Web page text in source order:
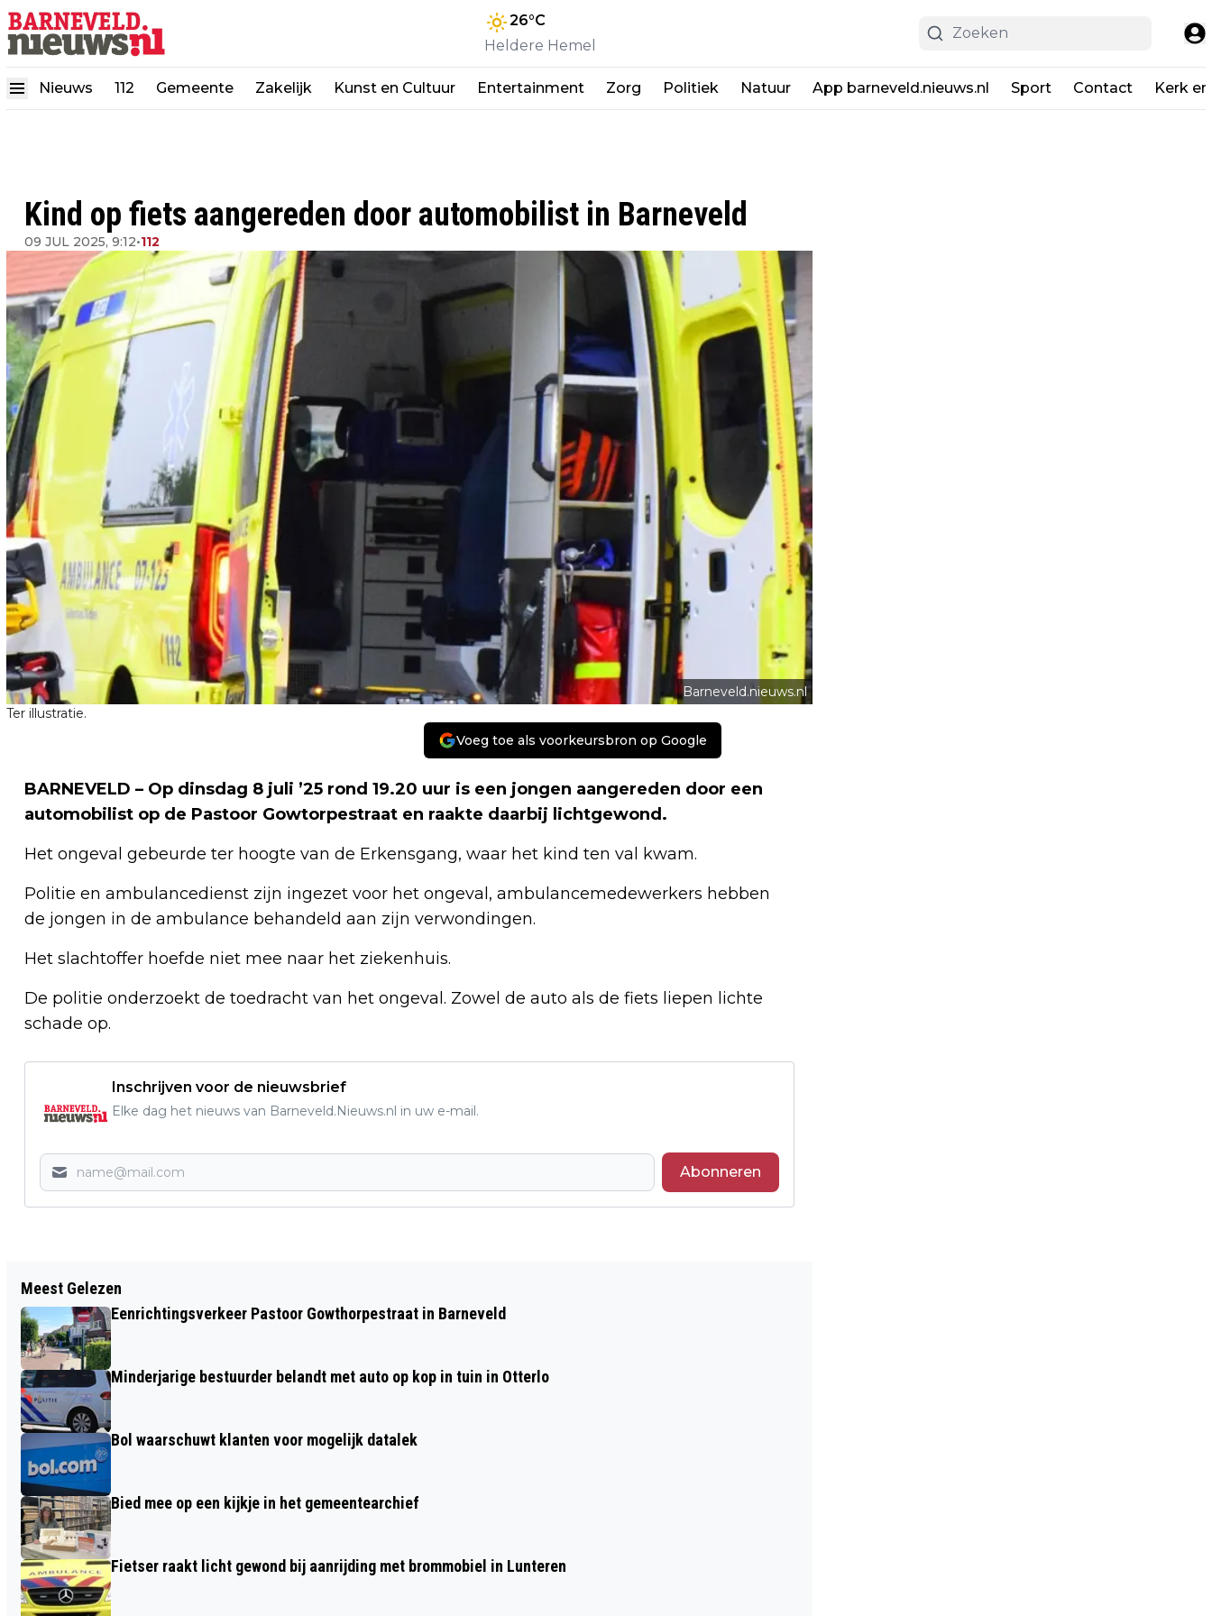
26°C
Heldere Hemel
Nieuws 112 Gemeente Zakelijk Kunst en Cultuur Entertainment Zorg Politiek Natuur App barneveld.nieuws.nl Sport Contact Kerk
Kind op fiets aangereden door automobilist in Barneveld
09 JUL 2025, 9:12•112
Barneveld.nieuws.nl
Ter illustratie.
Voeg toe als voorkeursbron op Google
BARNEVELD – Op dinsdag 8 juli ’25 rond 19.20 uur is een jongen aangereden door een
automobilist op de Pastoor Gowtorpestraat en raakte daarbij lichtgewond.
Het ongeval gebeurde ter hoogte van de Erkensgang, waar het kind ten val kwam.
Politie en ambulancedienst zijn ingezet voor het ongeval, ambulancemedewerkers hebben
de jongen in de ambulance behandeld aan zijn verwondingen.
Het slachtoffer hoefde niet mee naar het ziekenhuis.
De politie onderzoekt de toedracht van het ongeval. Zowel de auto als de fiets liepen lichte
schade op.
Inschrijven voor de nieuwsbrief
Elke dag het nieuws van Barneveld.Nieuws.nl in uw e-mail.
Abonneren
EENZIJDIG ONGEVAL MET
SCOOTERRIJDER IN BARNEVELD
Meest Gelezen
Eenrichtingsverkeer Pastoor Gowthorpestraat in Barneveld
Minderjarige bestuurder belandt met auto op kop in tuin in Otterlo
Bol waarschuwt klanten voor mogelijk datalek
Bied mee op een kijkje in het gemeentearchief
Fietser raakt licht gewond bij aanrijding met brommobiel in Lunteren